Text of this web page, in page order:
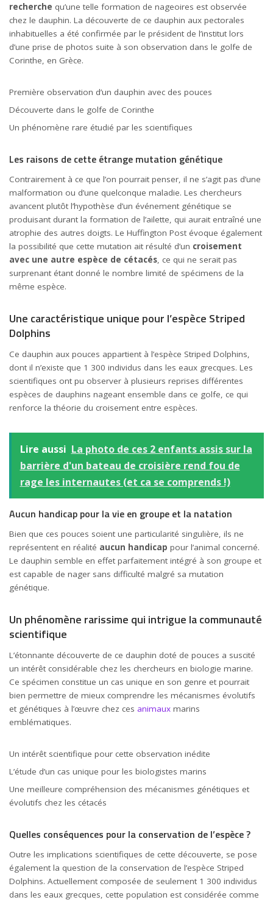
recherche qu’une telle formation de nageoires est observée
chez le dauphin. La découverte de ce dauphin aux pectorales
inhabituelles a été confirmée par le président de l’institut lors
d’une prise de photos suite à son observation dans le golfe de
Corinthe, en Grèce.
Première observation d’un dauphin avec des pouces
Découverte dans le golfe de Corinthe
Un phénomène rare étudié par les scientifiques
Les raisons de cette étrange mutation génétique
Contrairement à ce que l’on pourrait penser, il ne s’agit pas d’une
malformation ou d’une quelconque maladie. Les chercheurs
avancent plutôt l’hypothèse d’un événement génétique se
produisant durant la formation de l’ailette, qui aurait entraîné une
atrophie des autres doigts. Le Huffington Post évoque également
la possibilité que cette mutation ait résulté d’un croisement
avec une autre espèce de cétacés, ce qui ne serait pas
surprenant étant donné le nombre limité de spécimens de la
même espèce.
Une caractéristique unique pour l’espèce Striped
Dolphins
Ce dauphin aux pouces appartient à l’espèce Striped Dolphins,
dont il n’existe que 1 300 individus dans les eaux grecques. Les
scientifiques ont pu observer à plusieurs reprises différentes
espèces de dauphins nageant ensemble dans ce golfe, ce qui
renforce la théorie du croisement entre espèces.
Lire aussi La photo de ces 2 enfants assis sur la
barrière d'un bateau de croisière rend fou de
rage les internautes (et ca se comprends !)
Aucun handicap pour la vie en groupe et la natation
Bien que ces pouces soient une particularité singulière, ils ne
représentent en réalité aucun handicap pour l’animal concerné.
Le dauphin semble en effet parfaitement intégré à son groupe et
est capable de nager sans difficulté malgré sa mutation
génétique.
Un phénomène rarissime qui intrigue la communauté
scientifique
L’étonnante découverte de ce dauphin doté de pouces a suscité
un intérêt considérable chez les chercheurs en biologie marine.
Ce spécimen constitue un cas unique en son genre et pourrait
bien permettre de mieux comprendre les mécanismes évolutifs
et génétiques à l’œuvre chez ces animaux marins
emblématiques.
Un intérêt scientifique pour cette observation inédite
L’étude d’un cas unique pour les biologistes marins
Une meilleure compréhension des mécanismes génétiques et
évolutifs chez les cétacés
Quelles conséquences pour la conservation de l’espèce ?
Outre les implications scientifiques de cette découverte, se pose
également la question de la conservation de l’espèce Striped
Dolphins. Actuellement composée de seulement 1 300 individus
dans les eaux grecques, cette population est considérée comme